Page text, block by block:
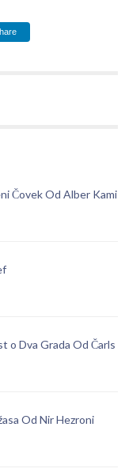
Čovek Od Alber Kami
o Dva Grada Od Čarls
Od Nir Hezroni